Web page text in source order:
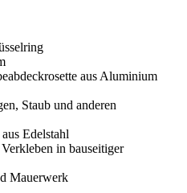
aus Aluminium
Staub und anderen
Edelstahl
in bauseitiger
Mauerwerk